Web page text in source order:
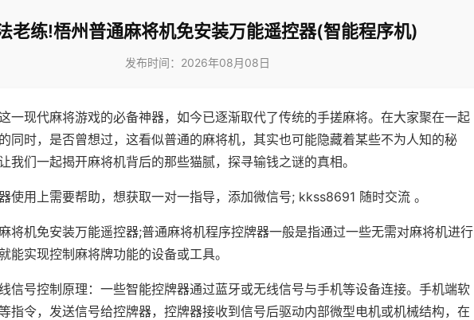
老练!梧州普通麻将机免安装万能遥控器(智能程序机)
发布时间：2026年08月08日
一现代麻将游戏的必备神器，如今已逐渐取代了传统的手搓麻将。在大家聚在一起
同时，是否曾想过，这看似普通的麻将机，其实也可能隐藏着某些不为人知的秘
我们一起揭开麻将机背后的那些猫腻，探寻输钱之谜的真相。
使用上需要帮助，想获取一对一指导，添加微信号; kkss8691 随时交流 。
将机免安装万能遥控器;普通麻将机程序控牌器一般是指通过一些无需对麻将机进行
能实现控制麻将牌功能的设备或工具。
信号控制原理：一些智能控牌器通过蓝牙或无线信号与手机等设备连接。手机端软
指令，发送信号给控牌器，控牌器接收到信号后驱动内部微型电机或机械结构，在